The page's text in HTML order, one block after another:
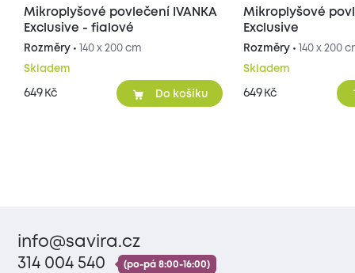
Mikroplyšové povlečení IVANKA
Exclusive - fialové
Rozměry • 140 x 200 cm
Skladem
649 Kč Do košíku
Mikroplyšové
Exclusive
Rozměry • 140 x 200
Skladem
649 Kč
info@savira.cz
314 004 540
(po-pá 8:00-16:00)